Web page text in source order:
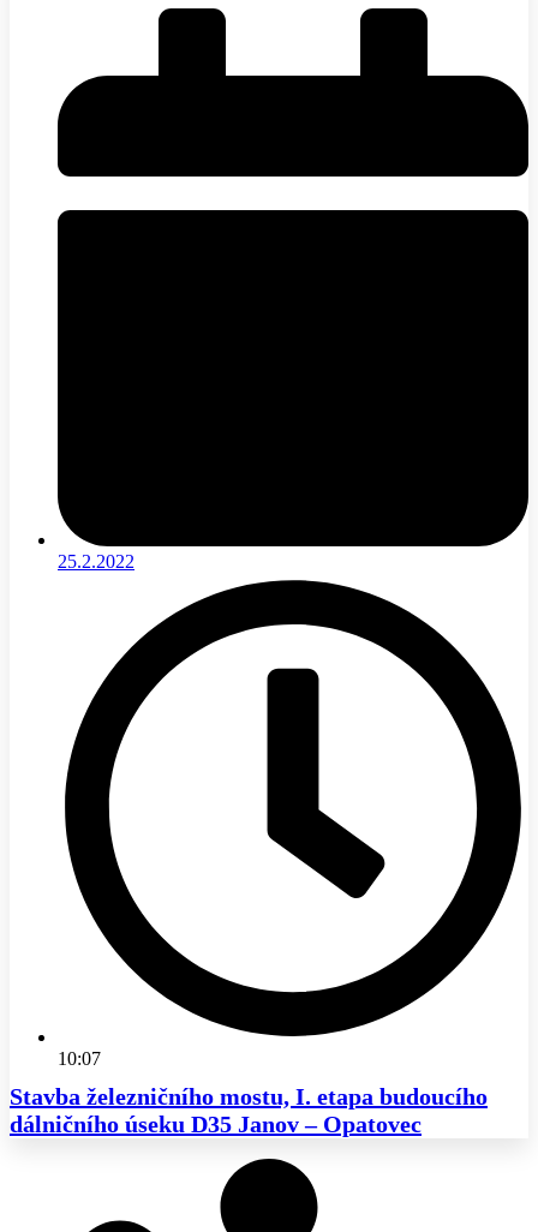
25.2.2022
10:07
Stavba železničního mostu, I. etapa budoucího
dálničního úseku D35 Janov – Opatovec